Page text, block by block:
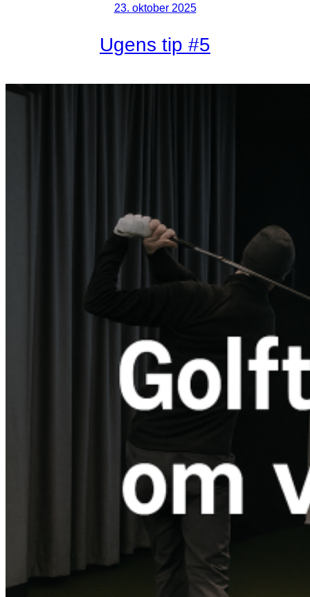
23. oktober 2025
Ugens tip #5